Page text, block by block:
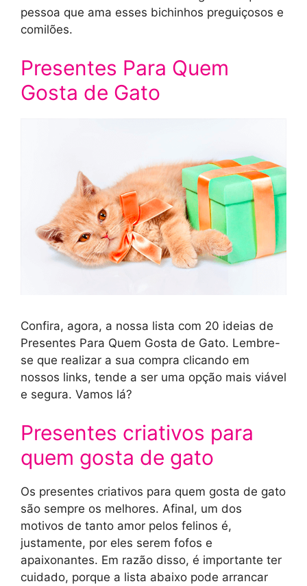
pessoa que ama esses bichinhos preguiçosos e
comilões.
Presentes Para Quem
Gosta de Gato
Confira, agora, a nossa lista com 20 ideias de
Presentes Para Quem Gosta de Gato. Lembre-
se que realizar a sua compra clicando em
nossos links, tende a ser uma opção mais viável
e segura. Vamos lá?
Presentes criativos para
quem gosta de gato
Os presentes criativos para quem gosta de gato
são sempre os melhores. Afinal, um dos
motivos de tanto amor pelos felinos é,
justamente, por eles serem fofos e
apaixonantes. Em razão disso, é importante ter
cuidado, porque a lista abaixo pode arrancar